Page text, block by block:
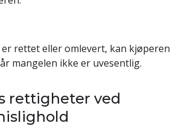
rettet eller omlevert, kan kjøperen
mangelen ikke er uvesentlig.
rettigheter ved